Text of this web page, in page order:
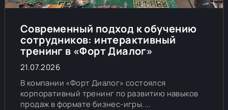
Современный подход к обучению
сотрудников: интерактивный
тренинг в «Форт Диалог»
21.07.2026
В компании «Форт Диалог» состоялся
корпоративный тренинг по развитию навыков
продаж в формате бизнес-игры....